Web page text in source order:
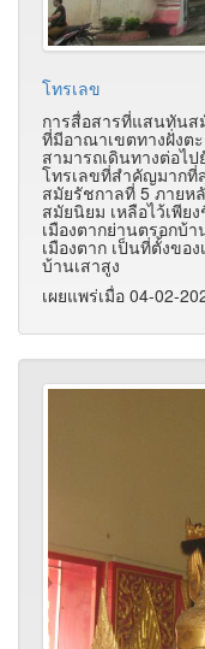
โทรเลข
การสื่อสารที่แสนทันส
ที่มีอาณาเขตทางฝั่งต
สามารถเดินทางต่อไ
โทรเลขที่สำคัญมากที่
สมัยรัชกาลที่ 5 ภายห
สมัยนิยม เหลือไว้เพีย
เมืองตากย่านตรอกบ้
เมืองตาก เป็นที่ตั้งขอ
บ้านเสาสูง
เผยแพร่เมื่อ 04-02-